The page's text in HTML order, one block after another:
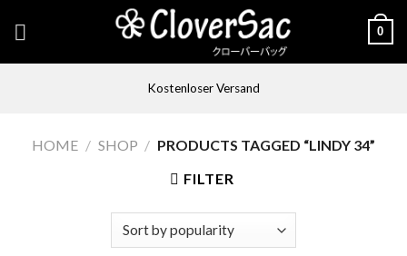
0
Kostenloser Versand
HOME / SHOP / PRODUCTS TAGGED “LINDY 34”
FILTER